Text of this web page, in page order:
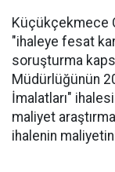
Küçükçekmece
"ihaleye fesat
soruşturma
Müdürlüğünün
İmalatları"
maliyet
ihalenin